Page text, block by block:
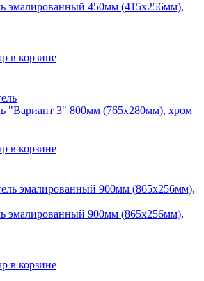
эмалированный 450мм (415х256мм),
в корзине
"Вариант 3" 800мм (765х280мм), хром
в корзине
эмалированный 900мм (865х256мм),
в корзине